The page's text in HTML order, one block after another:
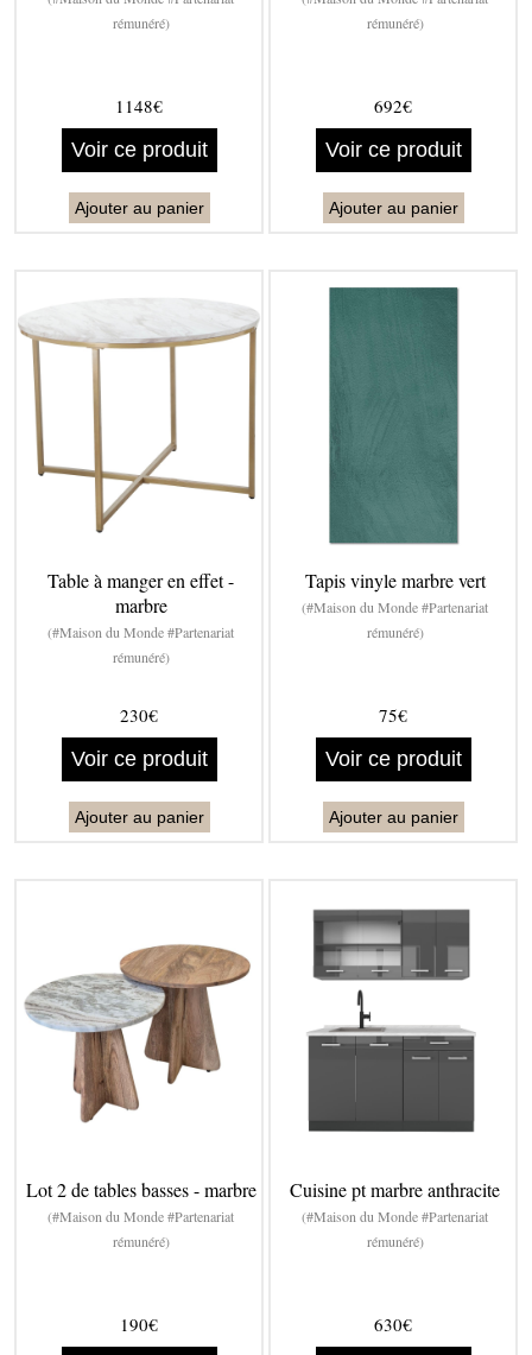
rémunéré)
1148€
Voir ce produit
Ajouter au panier
rémunéré)
692€
Voir ce produit
Ajouter au panier
Table à manger en effet -
marbre
(#Maison du Monde #Partenariat
rémunéré)
230€
Voir ce produit
Ajouter au panier
Tapis vinyle marbre vert
(#Maison du Monde #Partenariat
rémunéré)
75€
Voir ce produit
Ajouter au panier
Lot 2 de tables basses - marbre
(#Maison du Monde #Partenariat
rémunéré)
190€
Cuisine pt marbre anthracite
(#Maison du Monde #Partenariat
rémunéré)
630€